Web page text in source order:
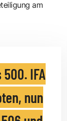
am
IFA
nun